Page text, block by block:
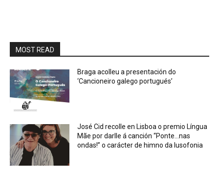
MOST READ
Braga acolleu a presentación do
‘Cancioneiro galego portugués’
José Cid recolle en Lisboa o premio Língua
Mãe por darlle á canción “Ponte…nas
ondas!” o carácter de himno da lusofonia